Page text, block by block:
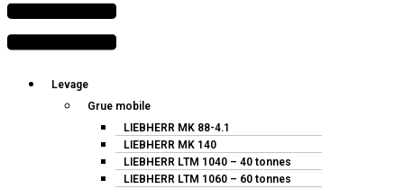
Levage
Grue mobile
LIEBHERR MK 88-4.1
LIEBHERR MK 140
LIEBHERR LTM 1040 – 40 tonnes
LIEBHERR LTM 1060 – 60 tonnes